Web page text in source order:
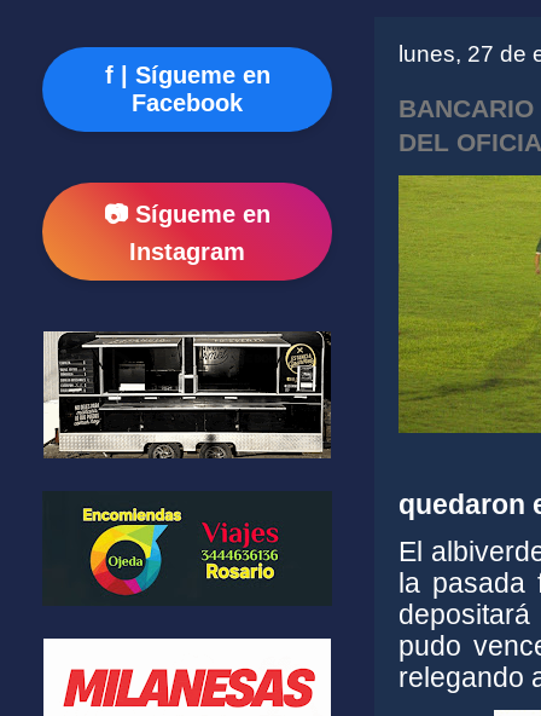
lunes, 27 de
BANCARIO
DEL
quedaron
El
la pasada
pudo
relegando
f | Sígueme en
Facebook
📷 Sígueme en
Instagram